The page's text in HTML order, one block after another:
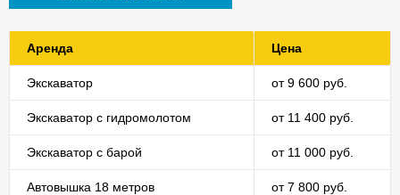
Аренда Цена
Экскаватор от 9 600 руб.
Экскаватор с гидромолотом от 11 400 руб.
Экскаватор с барой от 11 000 руб.
Автовышка 18 метров от 7 800 руб.